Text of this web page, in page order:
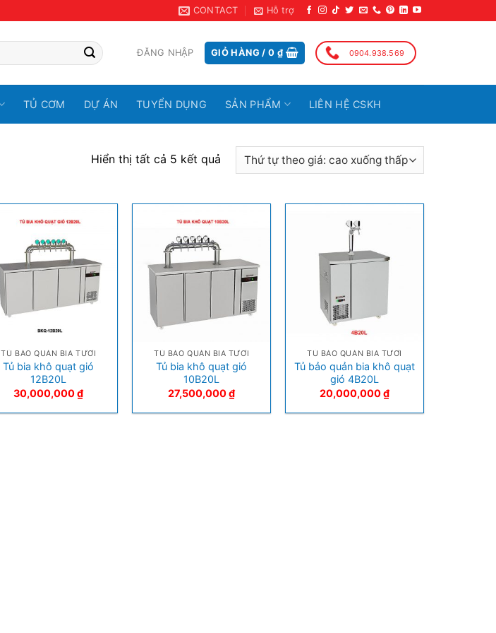
CONTACT Hỗ trợ
ĐĂNG NHẬP GIỎ HÀNG /0 ₫ 0904.938.569
TỦ CƠM DỰ ÁN TUYỂN DỤNG SẢN PHẨM LIÊN HỆ CSKH
Hiển thị tất cả 5 kết quả
TỦ BẢO QUẢN BIA TƯƠI
Tủ bia khô quạt gió
12B20L
30,000,000₫
TỦ BẢO QUẢN BIA TƯƠI
Tủ bia khô quạt gió
10B20L
27,500,000₫
TỦ BẢO QUẢN BIA TƯƠI
Tủ bảo quản bia khô quạt
gió 4B20L
20,000,000₫